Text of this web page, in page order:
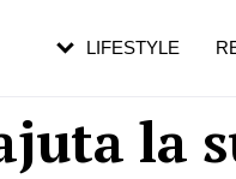
la
LIFESTYLE